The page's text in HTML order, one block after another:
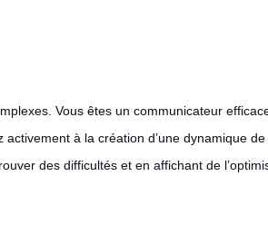
Vous êtes un communicateur
à la création d’une dynamique
des difficultés et en affichant de